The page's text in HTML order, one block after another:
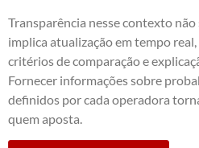
Transparência nesse contexto
implica atualização em tempo
critérios de comparação e
Fornecer informações sobre
definidos por cada operadora
quem aposta.